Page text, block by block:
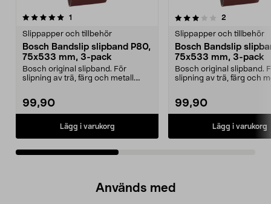
1
Slippapper och tillbehör
Bosch Bandslip slipband P80,
75x533 mm, 3-pack
Bosch original slipband. För
slipning av trä, färg och metall.
99,90
Lägg i varukorg
3.0av 5 stjärnor 2
Slippapper och tillbehör
Bosch Bandslip
75x533 mm, 3-pack
Bosch original slipband.
slipning av trä, färg och
99,90
Lägg i varukorg
3.0av 5 stjärnor
Används med